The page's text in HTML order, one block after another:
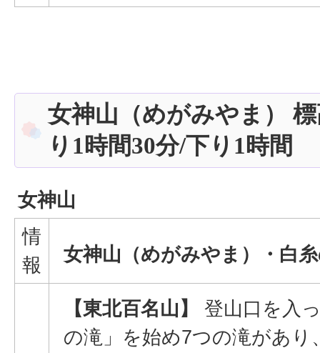
女神山（めがみやま）
り1時間30分/下り1時間
女神山
情
報
女神山（めがみやま）・白
【東北百名山】
登山口を入
の滝」を始め7つの滝があり